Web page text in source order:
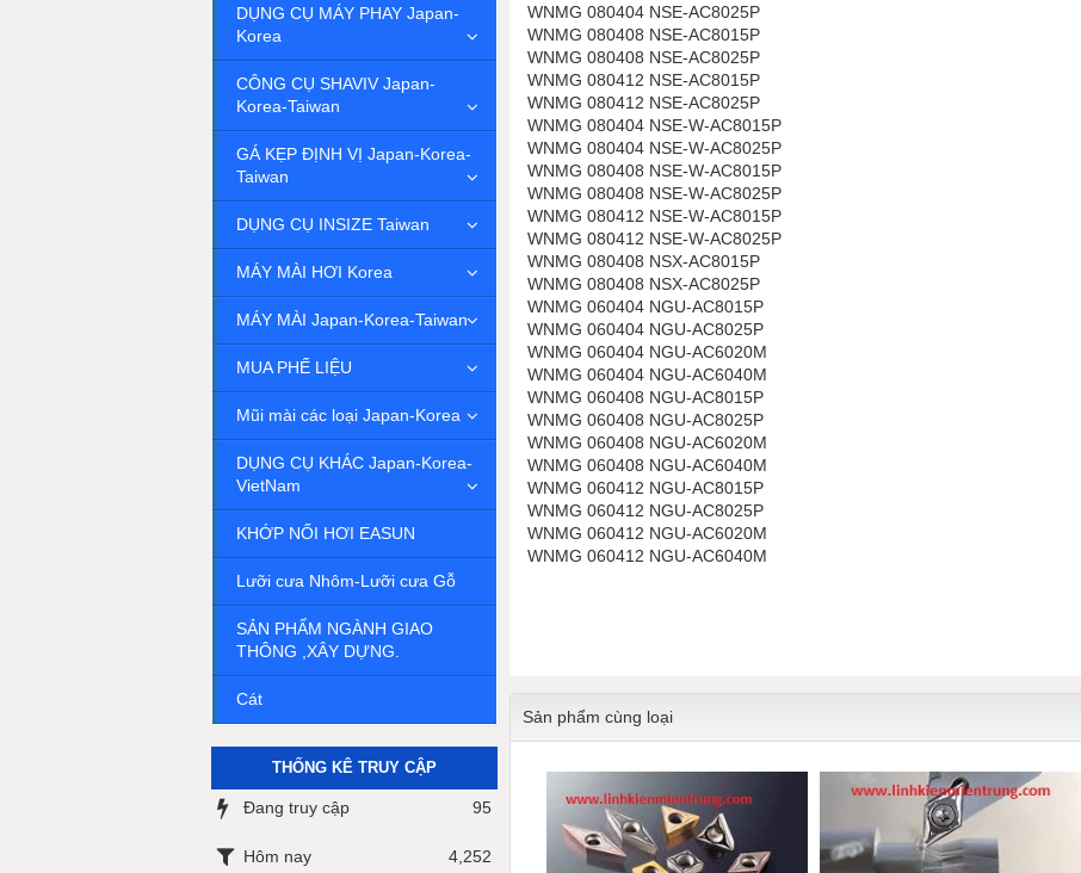
WNMG 080404 NSE-AC8025P
WNMG 080408 NSE-AC8015P
WNMG 080408 NSE-AC8025P
WNMG 080412 NSE-AC8015P
WNMG 080412 NSE-AC8025P
WNMG 080404 NSE-W-AC8015P
WNMG 080404 NSE-W-AC8025P
WNMG 080408 NSE-W-AC8015P
WNMG 080408 NSE-W-AC8025P
WNMG 080412 NSE-W-AC8015P
WNMG 080412 NSE-W-AC8025P
WNMG 080408 NSX-AC8015P
WNMG 080408 NSX-AC8025P
WNMG 060404 NGU-AC8015P
WNMG 060404 NGU-AC8025P
WNMG 060404 NGU-AC6020M
WNMG 060404 NGU-AC6040M
WNMG 060408 NGU-AC8015P
WNMG 060408 NGU-AC8025P
WNMG 060408 NGU-AC6020M
WNMG 060408 NGU-AC6040M
​​​​​​​WNMG 060412 NGU-AC8015P
WNMG 060412 NGU-AC8025P
WNMG 060412 NGU-AC6020M
WNMG 060412 NGU-AC6040M
Sản phẩm cùng loại
DỤNG CỤ MÁY PHAY Japan-
Korea
CÔNG CỤ SHAVIV Japan-
Korea-Taiwan
GÁ KẸP ĐỊNH VỊ Japan-Korea-
Taiwan
DỤNG CỤ INSIZE Taiwan
MÁY MÀI HƠI Korea
MÁY MÀI Japan-Korea-Taiwan
MUA PHẾ LIỆU
Mũi mài các loại Japan-Korea
DỤNG CỤ KHÁC Japan-Korea-
VietNam
KHỚP NỐI HƠI EASUN
Lưỡi cưa Nhôm-Lưỡi cưa Gỗ
SẢN PHẨM NGÀNH GIAO
THÔNG ,XÂY DỰNG.
Cát
THỐNG KÊ TRUY CẬP
Đang truy cập 95
Hôm nay
4,252